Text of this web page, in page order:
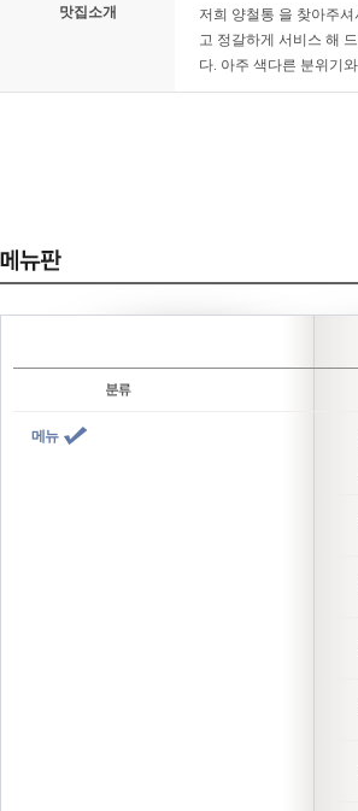
맛집소개
저희 양철통 을 찾아주
고 정갈하게 서비스 해
다. 아주 색다른 분위기
메뉴